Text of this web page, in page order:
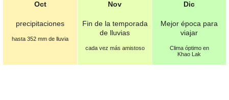
Oct
precipitaciones
hasta 352 mm de lluvia
Nov
Fin de la temporada
de lluvias
cada vez más amistoso
Dic
Mejor época para
viajar
Clima óptimo en
Khao Lak